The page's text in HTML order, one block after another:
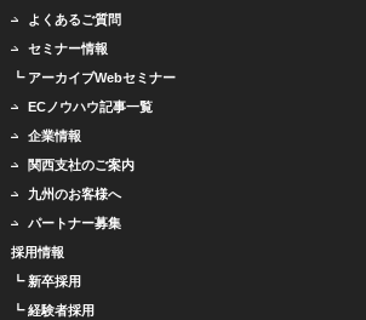
よくあるご質問
セミナー情報
┗ アーカイブWebセミナー
ECノウハウ記事一覧
企業情報
関西支社のご案内
九州のお客様へ
パートナー募集
採用情報
┗ 新卒採用
┗ 経験者採用